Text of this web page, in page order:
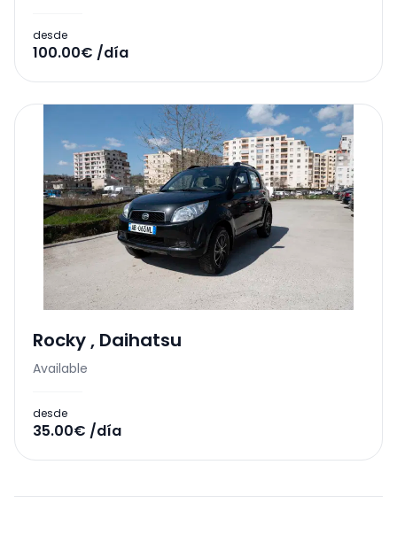
desde
100.00€ /día
Rocky , Daihatsu
Available
desde
35.00€ /día